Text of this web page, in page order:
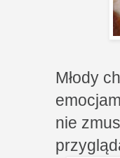
Młody
nie